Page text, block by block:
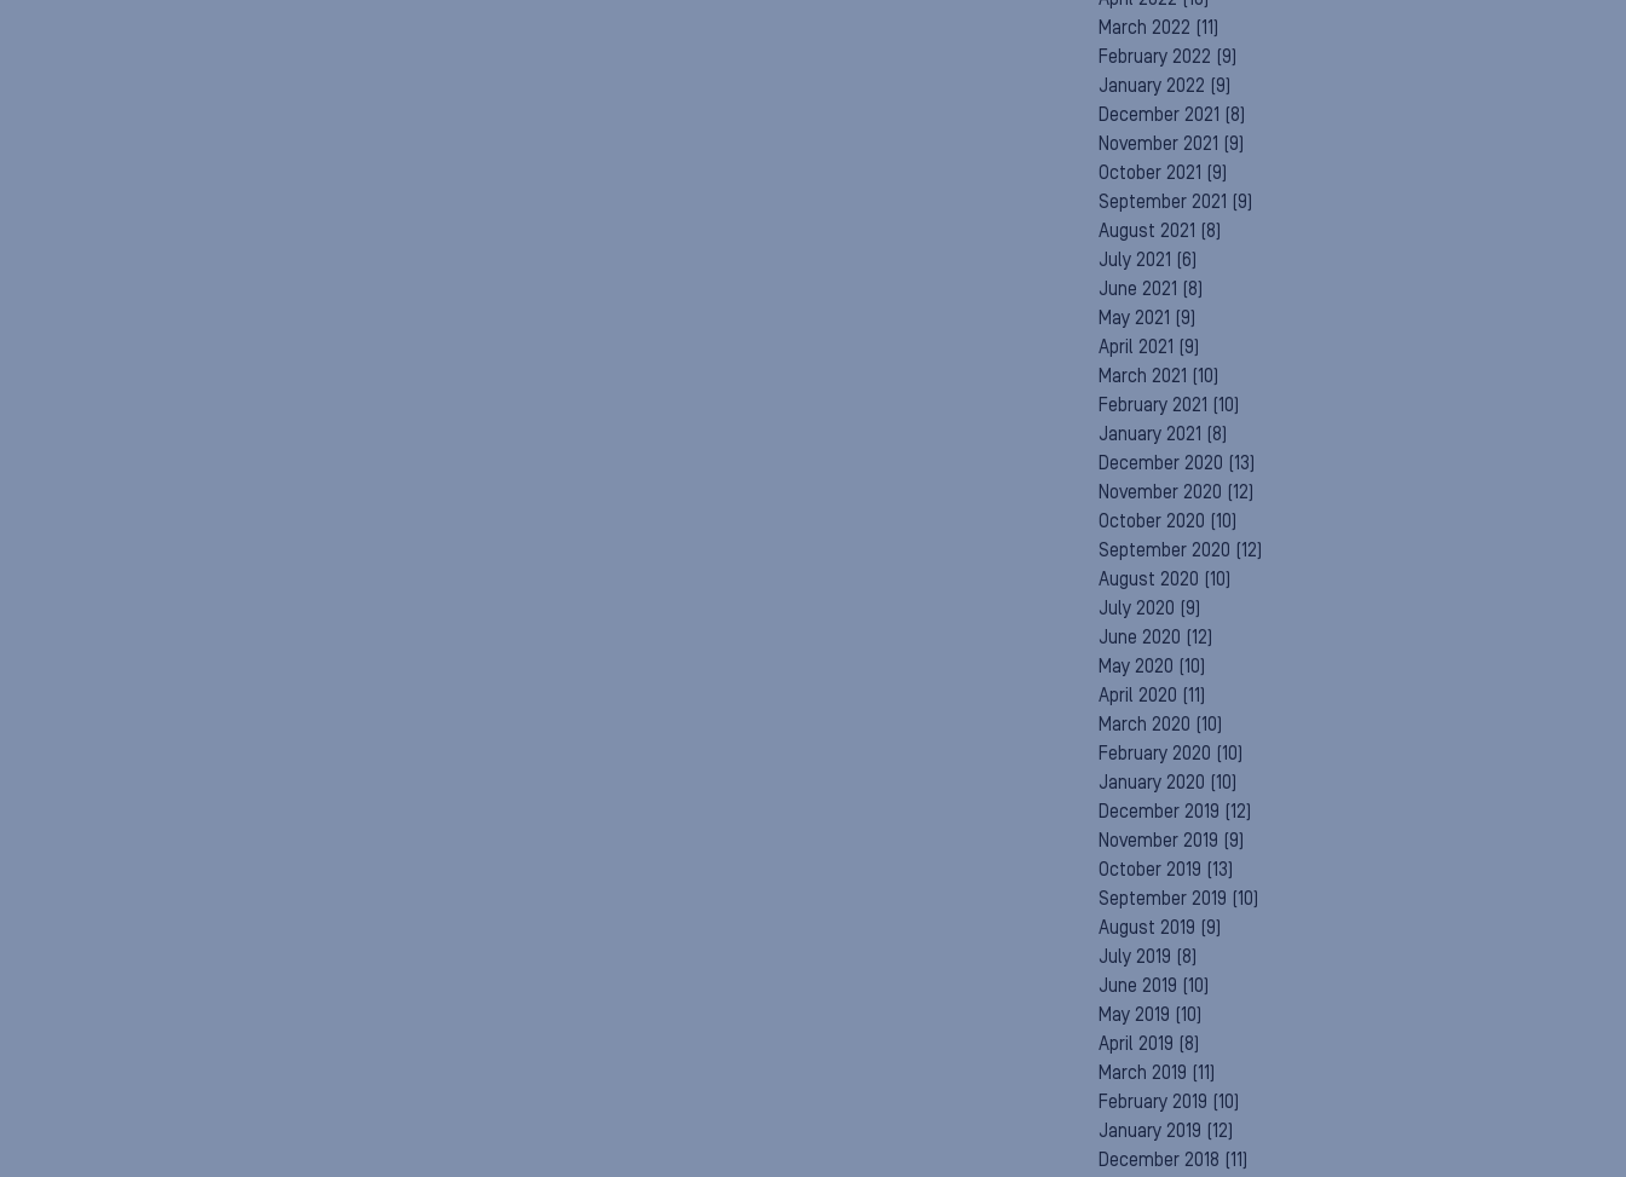
March 2022 (11)
February 2022 (9)
January 2022 (9)
December 2021 (8)
November 2021 (9)
October 2021 (9)
September 2021 (9)
August 2021 (8)
July 2021 (6)
June 2021 (8)
May 2021 (9)
April 2021 (9)
March 2021 (10)
February 2021 (10)
January 2021 (8)
December 2020 (13)
November 2020 (12)
October 2020 (10)
September 2020 (12)
August 2020 (10)
July 2020 (9)
June 2020 (12)
May 2020 (10)
April 2020 (11)
March 2020 (10)
February 2020 (10)
January 2020 (10)
December 2019 (12)
November 2019 (9)
October 2019 (13)
September 2019 (10)
August 2019 (9)
July 2019 (8)
June 2019 (10)
May 2019 (10)
April 2019 (8)
March 2019 (11)
February 2019 (10)
January 2019 (12)
December 2018 (11)